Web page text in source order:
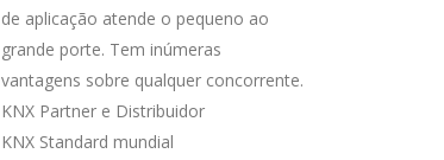
de aplicação atende o pequeno ao
grande porte. Tem inúmeras
vantagens sobre qualquer concorrente.
KNX Partner e Distribuidor
KNX Standard mundial